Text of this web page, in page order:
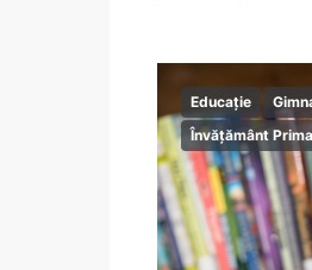
Educație
Învățământ